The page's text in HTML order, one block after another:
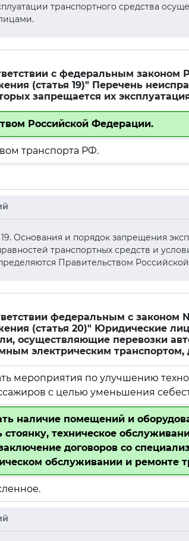
транспортного средства
с федеральным
(статья 19)" Перечень
запрещается их
Российской Федерации.
транспорта РФ.
19. Основания и порядок запрещения
транспортных средств и
Правительством
федеральным с законом
(статья 20)" Юридические
осуществляющие перевозки
электрическим
мероприятия по улучшению
с целью уменьшения
наличие помещений и
стоянку, техническое
договоров со
обслуживании и ремонте